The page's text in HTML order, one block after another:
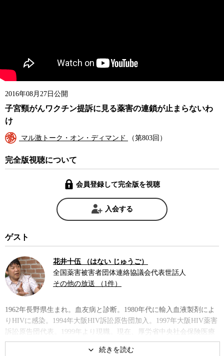
2016年08月27日公開
子宮頸がんワクチン提訴に見る薬害の連鎖が止まらないわ
け
マル激トーク・オン・ディマンド （第803回）
完全版視聴について
会員登録して完全版を視聴
入会する
ゲスト
花井十伍 （はない じゅうご）
全国薬害被害者団体連絡協議会代表世話人
その他の放送 （1件）
1962年長野県生まれ。血友病と診断。1980年代に輸入血液製剤によ
りHIVに感染。1994年大阪HIV訴訟原告団加入。1997年大阪HIV薬害
訴訟原告団代表。1999年より現職。現在、厚労省中央社会保険医療
協議会（中医協）委員、薬事・食品衛生審議会血液事業部会委員を